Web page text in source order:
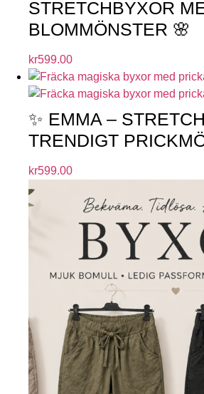
STRETCHBYXOR
BLOMMÖNSTER 🌸
kr599.00
✨ EMMA –
TRENDIGT
kr599.00